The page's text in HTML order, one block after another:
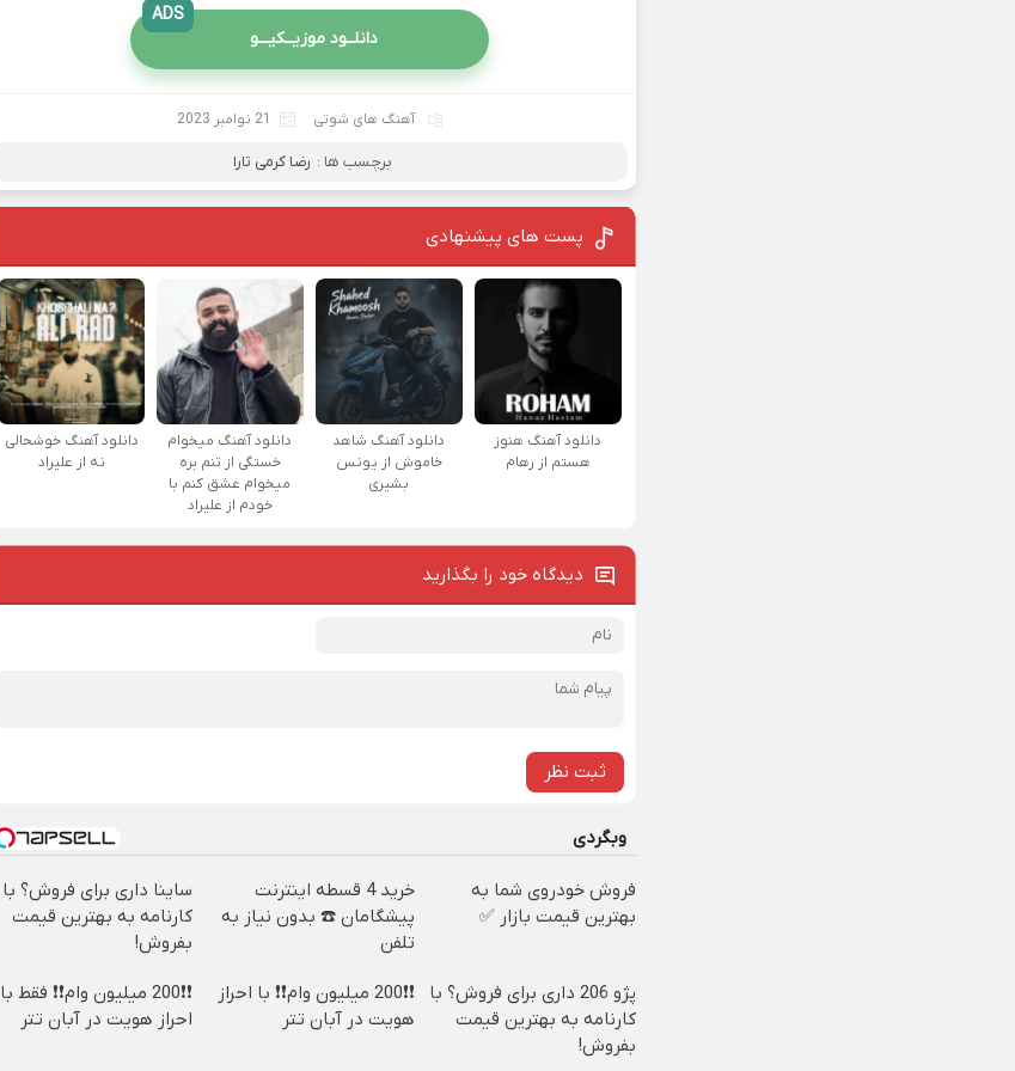
دانلــود موزیــکیـــو
ADS
آهنگ های شوتی 21 نوامبر 2023
برچسب ها : رضا کرمی تارا
پست های پیشنهادی
دانلود آهنگ هنوز
هستم از رهام
دانلود آهنگ شاهد
خاموش از یونس
بشیری
دانلود آهنگ میخوام
خستگی از تنم بره
میخوام عشق کنم با
خودم از علیراد
دانلود آهنگ خوشحالی
نه از علیراد
دیدگاه خود را بگذارید
ثبت نظر
وبگردی
فروش خودروی شما به
بهترین قیمت بازار ✅
خرید 4 قسطه اینترنت
پیشگامان ☎️ بدون نیاز به
تلفن
ساینا داری برای فروش؟ با
کارنامه به بهترین قیمت
بفروش!
پژو 206 داری برای فروش؟ با
کارنامه به بهترین قیمت
بفروش!
❗❗200 میلیون وام❗❗ با احراز
هویت در آبان تتر
❗❗200 میلیون وام❗❗ فقط با
احراز هویت در آبان تتر